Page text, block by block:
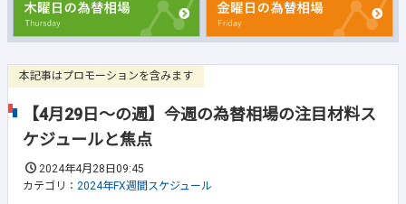
本記事はプロモーションを含みます
【4月29日～の週】今週の為替相場の注目材料ス
ケジュールと焦点
2024年4月28日09:45
カテゴリ： 2024年FX週間スケジュール